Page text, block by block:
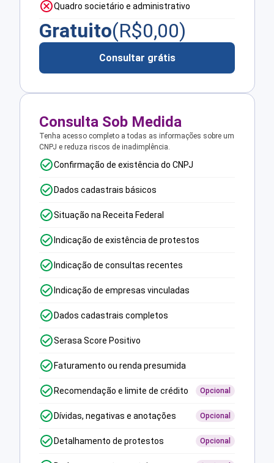
Quadro societário e administrativo
Gratuito(R$0,00)
Consultar grátis
Consulta Sob Medida
Tenha acesso completo a todas as informações sobre um
CNPJ e reduza riscos de inadimplência.
Confirmação de existência do CNPJ
Dados cadastrais básicos
Situação na Receita Federal
Indicação de existência de protestos
Indicação de consultas recentes
Indicação de empresas vinculadas
Dados cadastrais completos
Serasa Score Positivo
Faturamento ou renda presumida
Recomendação e limite de crédito Opcional
Dívidas, negativas e anotações Opcional
Detalhamento de protestos Opcional